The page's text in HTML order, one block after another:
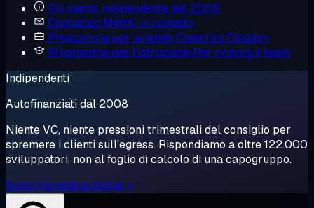
Chi siamo Indipendente dal 2008
Contattaci Mettiti in contatto
Programma per aziendeCresci su Cloudzy
Programma per l'istruzione Per ricerca e team
Indipendenti
Autofinanziati dal 2008
Niente VC, niente pressioni trimestrali del consiglio per
spremere i clienti sull'egress. Rispondiamo a oltre 122.000
sviluppatori, non al foglio di calcolo di una capogruppo.
Scopri la nostra storia →